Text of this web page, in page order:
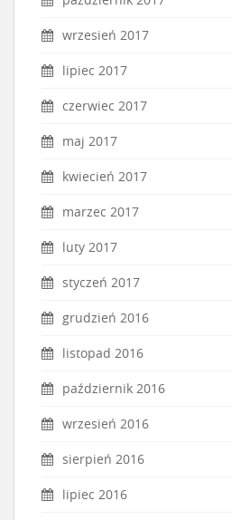
wrzesień 2017
lipiec 2017
czerwiec 2017
maj 2017
kwiecień 2017
marzec 2017
luty 2017
styczeń 2017
grudzień 2016
listopad 2016
październik 2016
wrzesień 2016
sierpień 2016
lipiec 2016